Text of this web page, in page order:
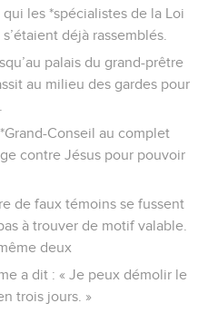
les *spécialistes de la Loi
déjà rassemblés.
palais du grand-prêtre
au milieu des gardes pour
Conseil au complet
contre Jésus pour pouvoir
de faux témoins se fussent
à trouver de motif valable.
deux
a dit : « Je peux démolir le
trois jours. »